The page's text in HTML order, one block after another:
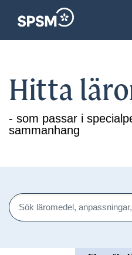
Hitta
- som passar i
sammanhang
Sök